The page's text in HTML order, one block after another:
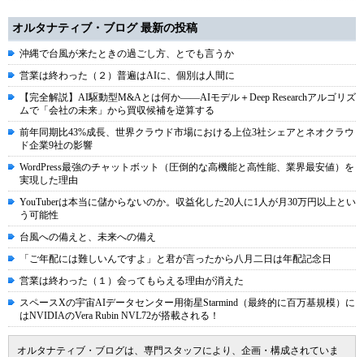
オルタナティブ・ブログ 最新の投稿
沖縄で台風が来たときの過ごし方、とでも言うか
営業は終わった（２）普遍はAIに、個別は人間に
【完全解説】AI駆動型M&Aとは何か――AIモデル＋Deep Researchアルゴリズ
ムで「会社の未来」から買収候補を逆算する
前年同期比43%成長、世界クラウド市場における上位3社シェアとネオクラウ
ド企業9社の影響
WordPress最強のチャットボット（圧倒的な高機能と高性能、業界最安値）を
実現した理由
YouTuberは本当に儲からないのか。収益化した20人に1人が月30万円以上とい
う可能性
台風への備えと、未来への備え
「ご年配には難しいんですよ」と君が言ったから八月二日は年配記念日
営業は終わった（１）会ってもらえる理由が消えた
スペースXの宇宙AIデータセンター用衛星Starmind（最終的に百万基規模）に
はNVIDIAのVera Rubin NVL72が搭載される！
オルタナティブ・ブログは、専門スタッフにより、企画・構成されていま